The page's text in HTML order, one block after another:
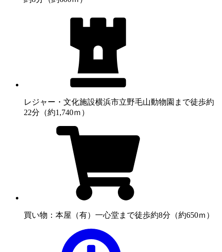
レジャー・文化施設横浜市立野毛山動物園まで徒歩約
22分（約1,740ｍ）
買い物：本屋 （有）一心堂まで徒歩約8分（約650ｍ）